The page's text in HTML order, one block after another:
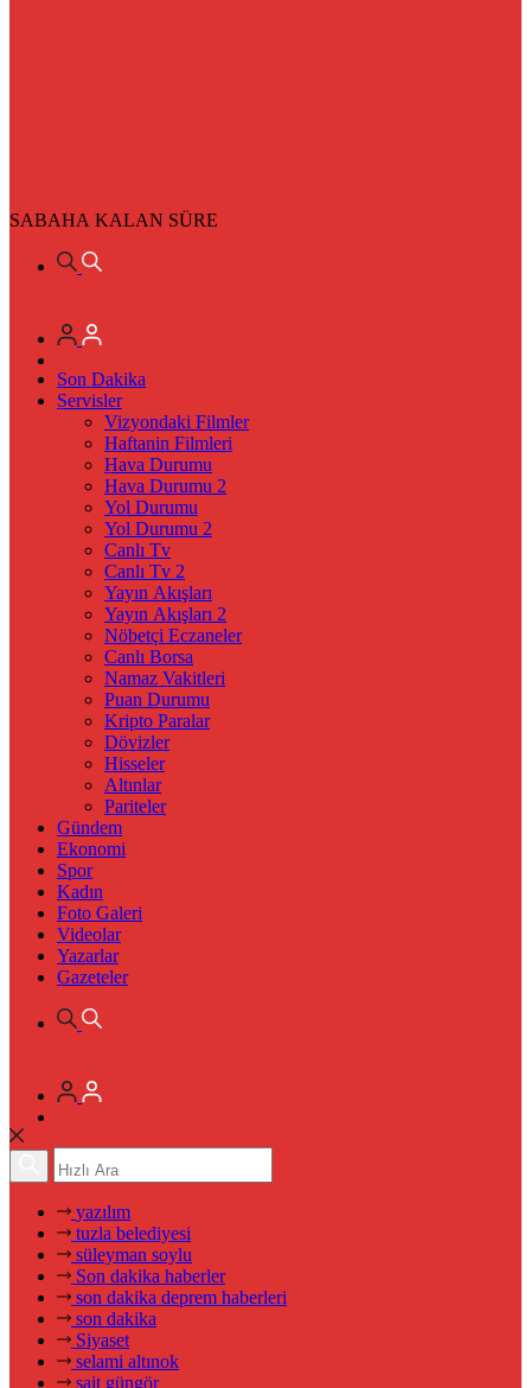
SABAHA KALAN SÜRE
Son Dakika
Servisler
Vizyondaki Filmler
Haftanin Filmleri
Hava Durumu
Hava Durumu 2
Yol Durumu
Yol Durumu 2
Canlı Tv
Canlı Tv 2
Yayın Akışları
Yayın Akışları 2
Nöbetçi Eczaneler
Canlı Borsa
Namaz Vakitleri
Puan Durumu
Kripto Paralar
Dövizler
Hisseler
Altınlar
Pariteler
Gündem
Ekonomi
Spor
Kadın
Foto Galeri
Videolar
Yazarlar
Gazeteler
yazılım
tuzla belediyesi
süleyman soylu
Son dakika haberler
son dakika deprem haberleri
son dakika
Siyaset
selami altınok
sait güngör